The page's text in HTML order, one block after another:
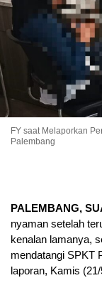
FY saat Melaporkan
Palembang
PALEMBANG,
nyaman setelah
kenalan lamanya,
mendatangi SPKT
laporan, Kamis